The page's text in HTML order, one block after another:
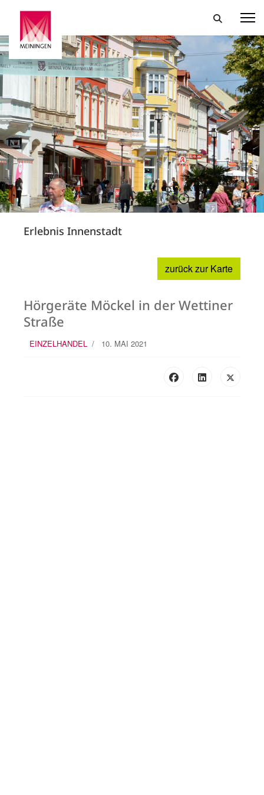
Erlebnis Innenstadt
zurück zur Karte
Hörgeräte Möckel in der Wettiner
Straße
EINZELHANDEL 10. MAI 2021